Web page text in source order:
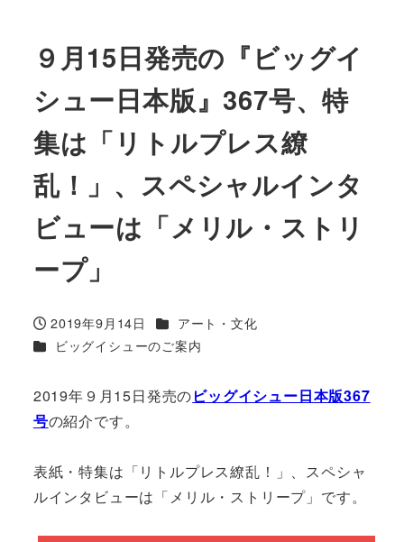
９月15日発売の『ビッグイ
シュー日本版』367号、特
集は「リトルプレス繚
乱！」、スペシャルインタ
ビューは「メリル・ストリ
ープ」
投稿日
2019年9月14日 カテゴリー
アート・文化
カテゴリー
ビッグイシューのご案内
2019年９月15日発売のビッグイシュー日本版367
号の紹介です。
表紙・特集は「リトルプレス繚乱！」、スペシャ
ルインタビューは「メリル・ストリープ」です。